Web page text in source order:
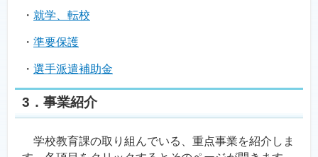
・ 就学、 転校
・ 準要保護
・ 選手派遣補助金
3．事業紹介
学校教育課の取り組んでいる、重点事業を紹介しま